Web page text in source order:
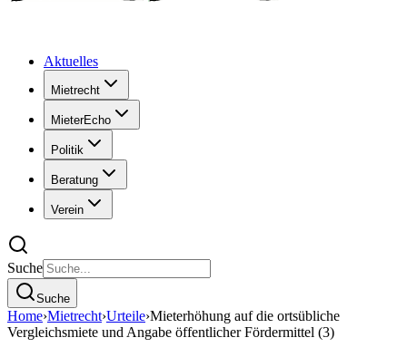
Aktuelles
Mietrecht
MieterEcho
Politik
Beratung
Verein
Suche
Suche
Home›Mietrecht›Urteile›Mieterhöhung auf die ortsübliche
Vergleichsmiete und Angabe öffentlicher Fördermittel (3)